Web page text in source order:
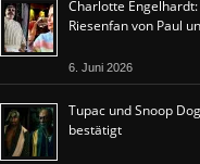
Charlotte Engelhardt:
Riesenfan von Paul
6. Juni 2026
Tupac und Snoop
bestätigt